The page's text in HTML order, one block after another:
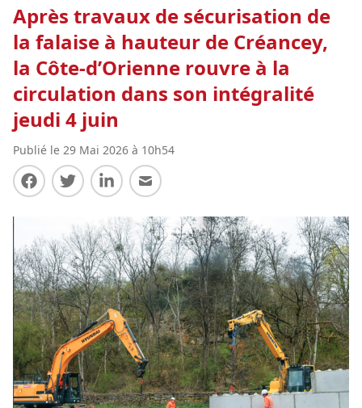
Après travaux de sécurisation de
la falaise à hauteur de Créancey,
la Côte-d’Orienne rouvre à la
circulation dans son intégralité
jeudi 4 juin
Publié le 29 Mai 2026 à 10h54
Partager sur Facebook
Partager sur Twitter
Partager sur LinkedIn
Partager par E-mail